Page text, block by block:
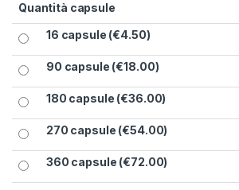
Quantità capsule
16 capsule (€4.50)
90 capsule (€18.00)
180 capsule (€36.00)
270 capsule (€54.00)
360 capsule (€72.00)